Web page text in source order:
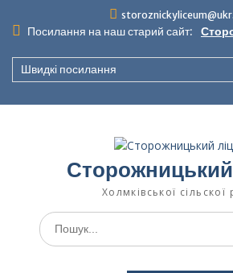
Посилання на наш старий сайт:
Швидкі посилання
Сторожницький
Холмківської сільскої
Шукати: